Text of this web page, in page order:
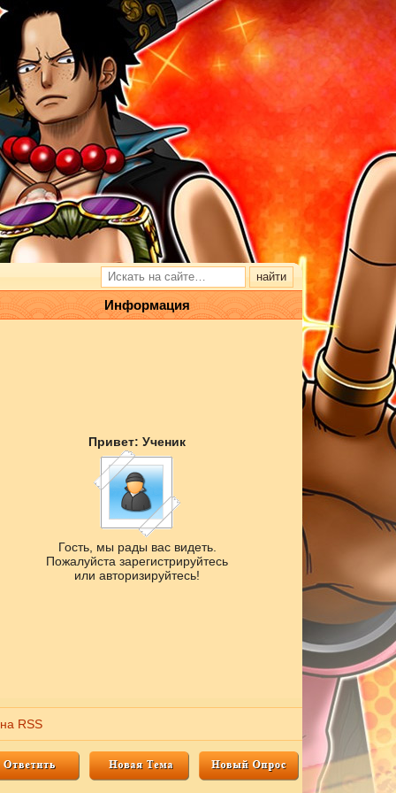
Информация
Привет: Ученик
Гость, мы рады вас видеть.
Пожалуйста зарегистрируйтесь
или авторизируйтесь!
RSS